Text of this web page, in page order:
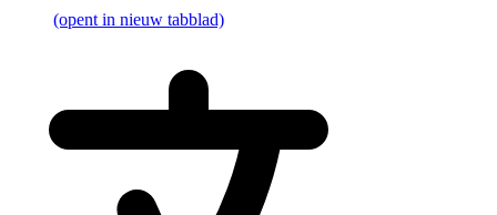
(opent in nieuw tabblad)